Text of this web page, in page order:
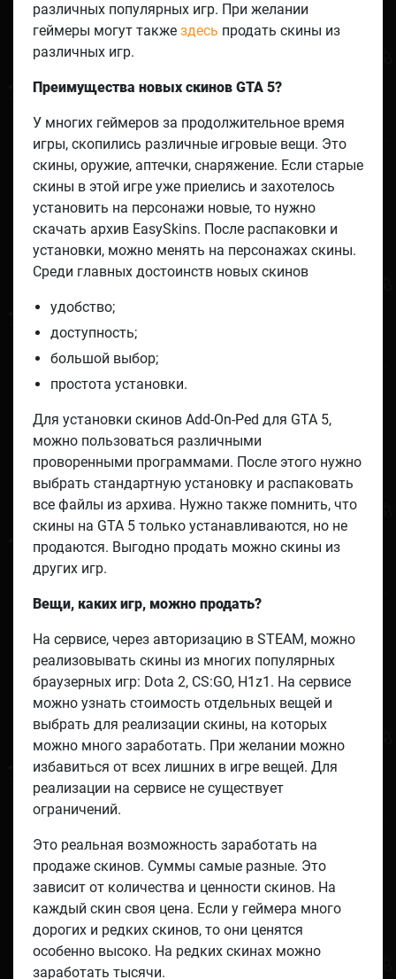
различных популярных игр. При желании
геймеры могут также здесь продать скины из
различных игр.
Преимущества новых скинов GTA 5?
У многих геймеров за продолжительное время
игры, скопились различные игровые вещи. Это
скины, оружие, аптечки, снаряжение. Если старые
скины в этой игре уже приелись и захотелось
установить на персонажи новые, то нужно
скачать архив EasySkins. После распаковки и
установки, можно менять на персонажах скины.
Среди главных достоинств новых скинов
удобство;
доступность;
большой выбор;
простота установки.
Для установки скинов Add-On-Ped для GTA 5,
можно пользоваться различными
проворенными программами. После этого нужно
выбрать стандартную установку и распаковать
все файлы из архива. Нужно также помнить, что
скины на GTA 5 только устанавливаются, но не
продаются. Выгодно продать можно скины из
других игр.
Вещи, каких игр, можно продать?
На сервисе, через авторизацию в STEAM, можно
реализовывать скины из многих популярных
браузерных игр: Dota 2, CS:GO, H1z1. На сервисе
можно узнать стоимость отдельных вещей и
выбрать для реализации скины, на которых
можно много заработать. При желании можно
избавиться от всех лишних в игре вещей. Для
реализации на сервисе не существует
ограничений.
Это реальная возможность заработать на
продаже скинов. Суммы самые разные. Это
зависит от количества и ценности скинов. На
каждый скин своя цена. Если у геймера много
дорогих и редких скинов, то они ценятся
особенно высоко. На редких скинах можно
заработать тысячи.